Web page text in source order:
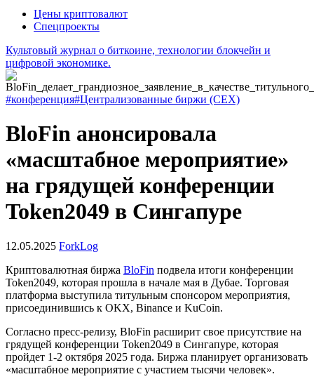
Цены криптовалют
Спецпроекты
Культовый журнал о биткоине, технологии блокчейн и
цифровой экономике.
#конференция#Централизованные биржи (CEX)
BloFin анонсировала
«масштабное мероприятие»
на грядущей конференции
Token2049 в Сингапуре
12.05.2025 ForkLog
Криптовалютная биржа BloFin подвела итоги конференции
Token2049, которая прошла в начале мая в Дубае. Торговая
платформа выступила титульным спонсором мероприятия,
присоединившись к OKX, Binance и KuCoin.
Согласно пресс-релизу, BloFin расширит свое присутствие на
грядущей конференции Token2049 в Сингапуре, которая
пройдет 1-2 октября 2025 года. Биржа планирует организовать
«масштабное мероприятие с участием тысячи человек».